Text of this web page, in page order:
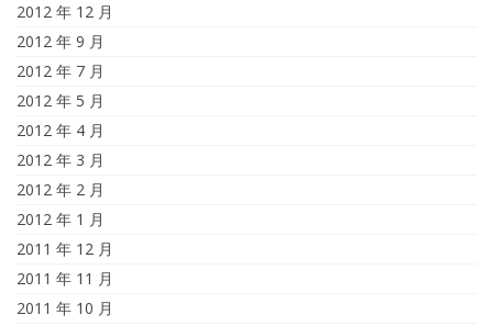
2012 年 12 月
2012 年 9 月
2012 年 7 月
2012 年 5 月
2012 年 4 月
2012 年 3 月
2012 年 2 月
2012 年 1 月
2011 年 12 月
2011 年 11 月
2011 年 10 月